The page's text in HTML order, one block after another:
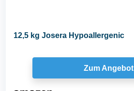
12,5 kg Josera Hypoallergenic
Zum Angebot